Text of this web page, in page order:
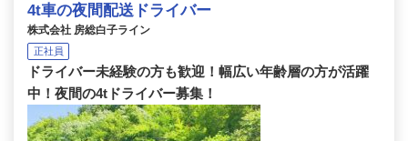
4t車の夜間配送ドライバー
株式会社 房総白子ライン
正社員
ドライバー未経験の方も歓迎！幅広い年齢層の方が活躍
中！夜間の4tドライバー募集！